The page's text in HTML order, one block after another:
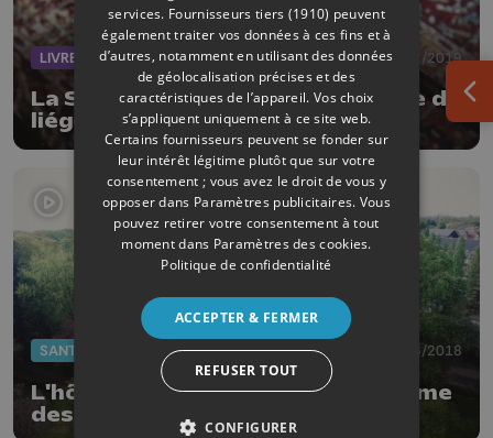
LIVRES 12/02/2019
La Source S, un thriller historique du
liégeois Philippe Raxhon
SANTÉ 28/06/2018
L'hôpital psychiatrique Notre-Dame
des Anges fête ses 90 ans
services. Fournisseurs tiers (1910) peuvent
également traiter vos données à ces fins et à
d’autres, notamment en utilisant des données
de géolocalisation précises et des
caractéristiques de l’appareil. Vos choix
s’appliquent uniquement à ce site web.
Certains fournisseurs peuvent se fonder sur
leur intérêt légitime plutôt que sur votre
consentement ; vous avez le droit de vous y
opposer dans Paramètres publicitaires. Vous
pouvez retirer votre consentement à tout
moment dans Paramètres des cookies.
Politique de confidentialité
ACCEPTER & FERMER
REFUSER TOUT
CONFIGURER